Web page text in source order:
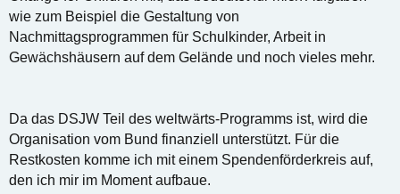
wie zum Beispiel die Gestaltung von
Nachmittagsprogrammen für Schulkinder, Arbeit in
Gewächshäusern auf dem Gelände und noch vieles mehr.
Da das DSJW Teil des weltwärts-Programms ist, wird die
Organisation vom Bund finanziell unterstützt. Für die
Restkosten komme ich mit einem Spendenförderkreis auf,
den ich mir im Moment aufbaue.